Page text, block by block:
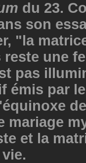
du 23.
son
"la
une
pas
émis par
mariage
et la